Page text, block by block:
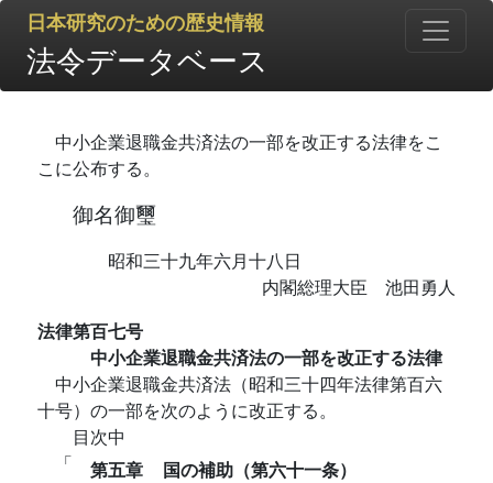
日本研究のための歴史情報
法令データベース
中小企業退職金共済法の一部を改正する法律をこ
こに公布する。
御名御璽
昭和三十九年六月十八日
内閣総理大臣 池田勇人
法律第百七号
中小企業退職金共済法の一部を改正する法律
中小企業退職金共済法（昭和三十四年法律第百六
十号）の一部を次のように改正する。
目次中
「
第五章
国の補助（第六十一条）